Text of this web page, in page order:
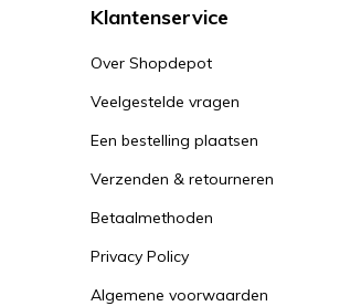
Klantenservice
Over Shopdepot
Veelgestelde vragen
Een bestelling plaatsen
Verzenden & retourneren
Betaalmethoden
Privacy Policy
Algemene voorwaarden